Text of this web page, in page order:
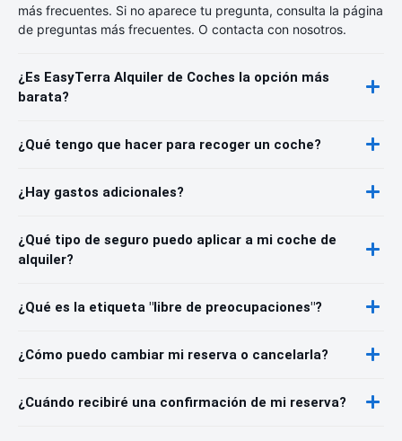
más frecuentes. Si no aparece tu pregunta, consulta la página
de preguntas más frecuentes. O contacta con nosotros.
¿Es EasyTerra Alquiler de Coches la opción más
barata?
¿Qué tengo que hacer para recoger un coche?
¿Hay gastos adicionales?
¿Qué tipo de seguro puedo aplicar a mi coche de
alquiler?
¿Qué es la etiqueta "libre de preocupaciones"?
¿Cómo puedo cambiar mi reserva o cancelarla?
¿Cuándo recibiré una confirmación de mi reserva?